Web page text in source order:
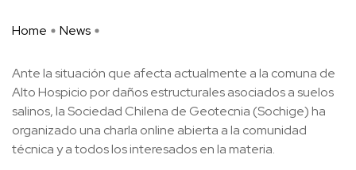
Home News
Ante la situación que afecta actualmente a la comuna de
Alto Hospicio por daños estructurales asociados a suelos
salinos, la Sociedad Chilena de Geotecnia (Sochige) ha
organizado una charla online abierta a la comunidad
técnica y a todos los interesados en la materia.